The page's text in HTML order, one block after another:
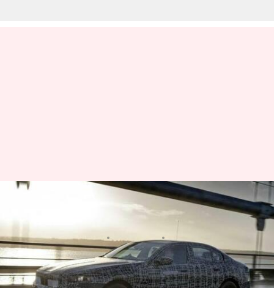
బి ఎం డబ్ల్యూ i5 ఫీచర్లు, స్పెసిఫికేషన్స్
వ్రాసిన వారు Nishkala Sathivada Mar 30, 2023 10:09 am
ఈ వార్తాకథనం ఏంటి